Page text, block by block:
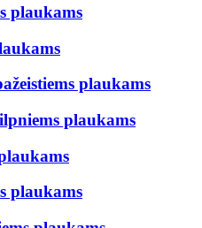
plaukams
plaukams
plaukams
plaukams